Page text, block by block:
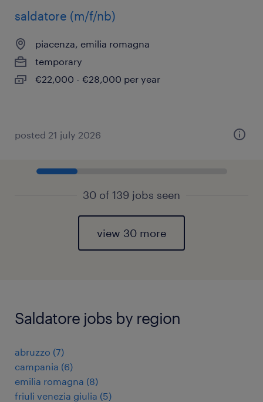
saldatore (m/f/nb)
piacenza, emilia romagna
temporary
€22,000 - €28,000 per year
posted 21 july 2026
30 of 139 jobs seen
view 30 more
Saldatore jobs by region
abruzzo (7)
campania (6)
emilia romagna (8)
friuli venezia giulia (5)